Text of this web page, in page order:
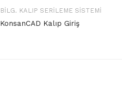
BILG. KALIP SERILEME SISTEMI
KonsanCAD Kalıp Giriş